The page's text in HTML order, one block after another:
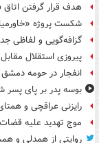
هدف قرار گرفتن اتاق‌
شکست پروژه
گزافه‌گویی و لفاظی
پیروزی استقلال
انفجار در حومه
بوسه‌ پدر بر پای
رایزنی عراقچی و
موج تهدید علیه
روایتی از همدلی و